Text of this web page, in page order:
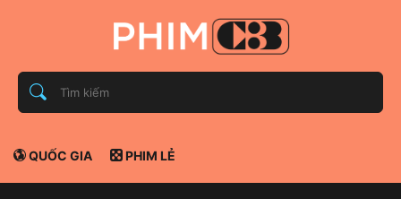
QUỐC GIA PHIM LẺ